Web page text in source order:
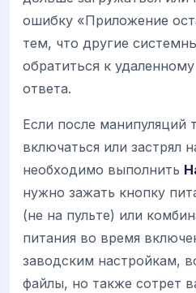
ошибку «Приложение
тем, что другие
обратиться к
ответа.
Если после манипуляций
включаться или застрял
необходимо выполнить
нужно зажать кнопку
(не на пульте) или
питания во время
заводским настройкам,
файлы, но также сотрет